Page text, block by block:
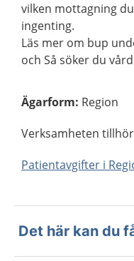
vilken mottagning
ingenting.
Läs mer om bup
och Så söker du
Ägarform: Region
Verksamheten
Patientavgifter i
Det här kan du